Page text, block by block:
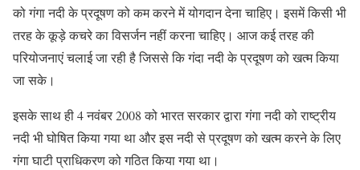
को गंगा नदी के प्रदूषण को कम करने में योगदान देना चाहिए। इसमें किसी भी
तरह के कूड़े कचरे का विसर्जन नहीं करना चाहिए। आज कई तरह की
परियोजनाएं चलाई जा रही है जिससे कि गंदा नदी के प्रदूषण को खत्म किया
जा सके।
इसके साथ ही 4 नवंबर 2008 को भारत सरकार द्वारा गंगा नदी को राष्ट्रीय
नदी भी घोषित किया गया था और इस नदी से प्रदूषण को खत्म करने के लिए
गंगा घाटी प्राधिकरण को गठित किया गया था।